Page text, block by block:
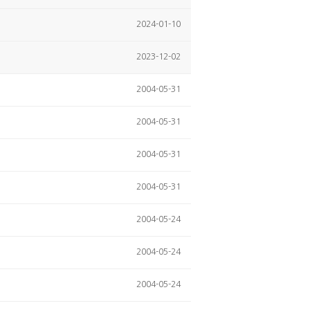
2024-01-10
2023-12-02
2004-05-31
2004-05-31
2004-05-31
2004-05-31
2004-05-24
2004-05-24
2004-05-24